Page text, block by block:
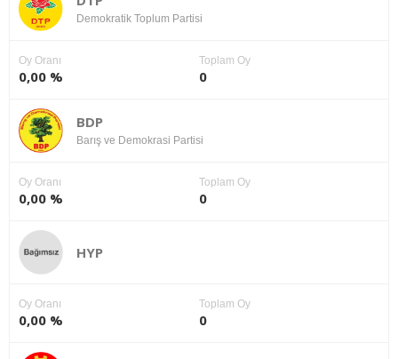
Demokratik Toplum Partisi
Oy Oranı
0,00 %
Toplam Oy
0
BDP
Barış ve Demokrasi Partisi
Oy Oranı
0,00 %
Toplam Oy
0
HYP
Oy Oranı
0,00 %
Toplam Oy
0